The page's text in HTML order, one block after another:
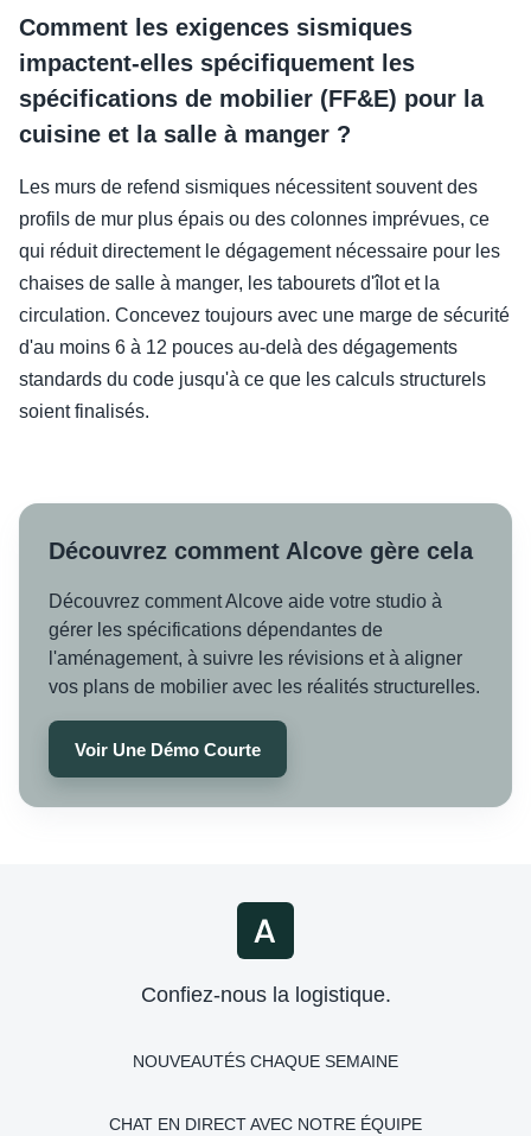
Comment les exigences sismiques
impactent-elles spécifiquement les
spécifications de mobilier (FF&E) pour la
cuisine et la salle à manger ?
Les murs de refend sismiques nécessitent souvent des
profils de mur plus épais ou des colonnes imprévues, ce
qui réduit directement le dégagement nécessaire pour les
chaises de salle à manger, les tabourets d'îlot et la
circulation. Concevez toujours avec une marge de sécurité
d'au moins 6 à 12 pouces au-delà des dégagements
standards du code jusqu'à ce que les calculs structurels
soient finalisés.
Découvrez comment Alcove gère cela
Découvrez comment Alcove aide votre studio à
gérer les spécifications dépendantes de
l'aménagement, à suivre les révisions et à aligner
vos plans de mobilier avec les réalités structurelles.
Voir Une Démo Courte
Confiez-nous la logistique.
NOUVEAUTÉS CHAQUE SEMAINE
CHAT EN DIRECT AVEC NOTRE ÉQUIPE